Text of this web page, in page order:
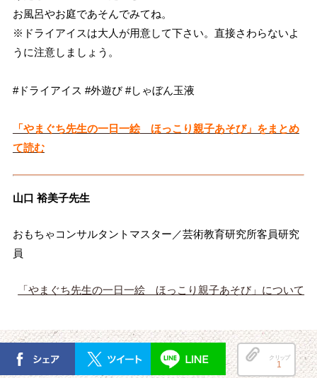
お風呂やお庭であそんでみてね。
※ドライアイスは大人が用意して下さい。直接さわらないよ
うに注意しましょう。
#ドライアイス #外遊び #しゃぼん玉液
「やまぐち先生の一日一絵 ほっこり親子あそび」をまとめ
て読む
山口 裕美子先生
おもちゃコンサルタントマスター／芸術教育研究所客員研究
員
「やまぐち先生の一日一絵 ほっこり親子あそび」について
クリップ
1